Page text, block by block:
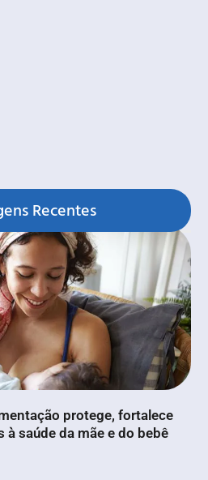
Recentes
protege, fortalece
saúde da mãe e do bebê